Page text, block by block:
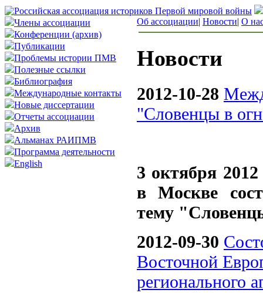
Члены ассоциации
Конференции (архив)
Публикации
Проблемы истории ПМВ
Полезные ссылки
Библиография
Международные контакты
Новые диссертации
Отчеты ассоциации
Архив
Альманах РАИПМВ
Программа деятельности
English
Об ассоциации| Новости| О
Новости
2012-10-28
"Словенцы в
3 октября
в Москве
тему
2012-09-30
Восточной
регионального